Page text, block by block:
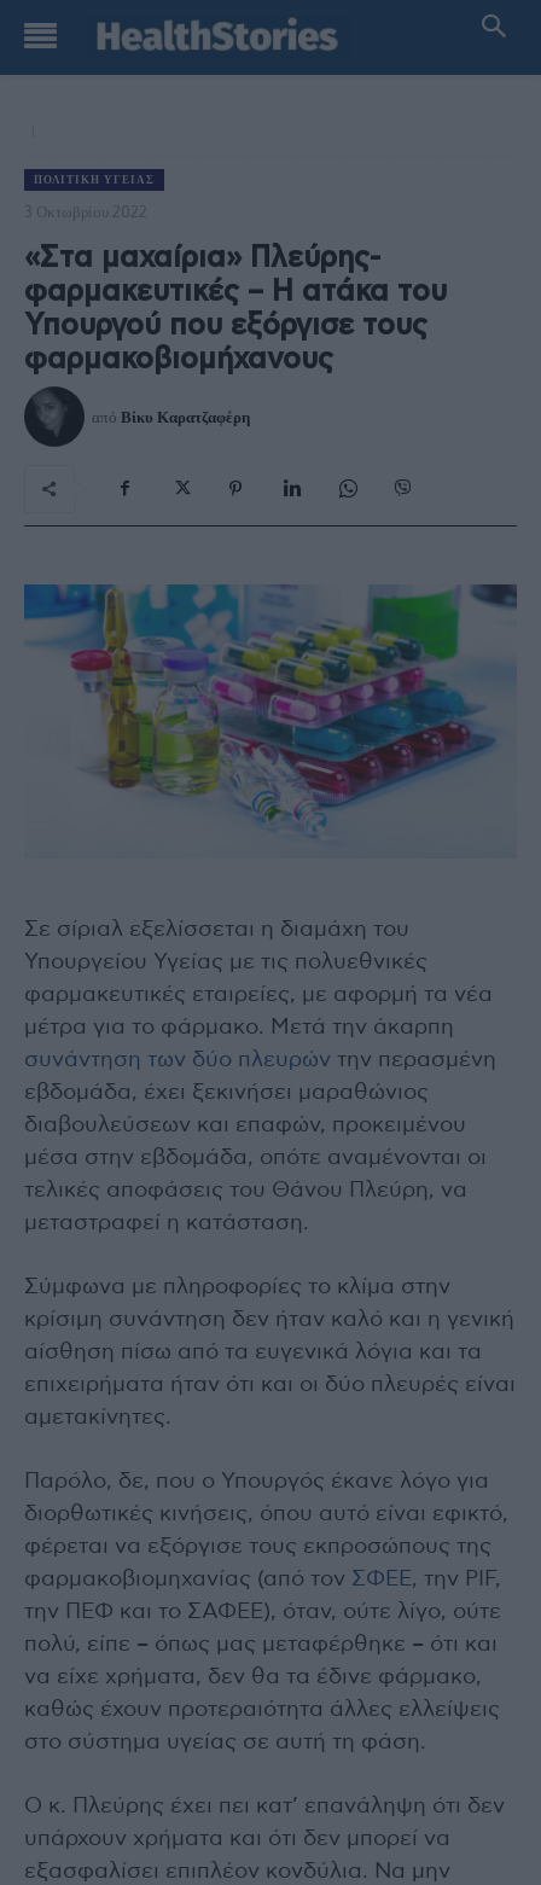
ΠΟΛΙΤΙΚΉ ΥΓΕΊΑΣ
3 Οκτωβρίου 2022
«Στα μαχαίρια» Πλεύρης-
φαρμακευτικές – Η ατάκα του
Υπουργού που εξόργισε τους
φαρμακοβιομήχανους
από Βίκυ Καρατζαφέρη
Σε σίριαλ εξελίσσεται η διαμάχη του
Υπουργείου Υγείας με τις πολυεθνικές
φαρμακευτικές εταιρείες, με αφορμή τα νέα
μέτρα για το φάρμακο. Μετά την άκαρπη
συνάντηση των δύο πλευρών την περασμένη
εβδομάδα, έχει ξεκινήσει μαραθώνιος
διαβουλεύσεων και επαφών, προκειμένου
μέσα στην εβδομάδα, οπότε αναμένονται οι
τελικές αποφάσεις του Θάνου Πλεύρη, να
μεταστραφεί η κατάσταση.
Σύμφωνα με πληροφορίες το κλίμα στην
κρίσιμη συνάντηση δεν ήταν καλό και η γενική
αίσθηση πίσω από τα ευγενικά λόγια και τα
επιχειρήματα ήταν ότι και οι δύο πλευρές είναι
αμετακίνητες.
Παρόλο, δε, που ο Υπουργός έκανε λόγο για
διορθωτικές κινήσεις, όπου αυτό είναι εφικτό,
φέρεται να εξόργισε τους εκπροσώπους της
φαρμακοβιομηχανίας (από τον ΣΦΕΕ, την PIF,
την ΠΕΦ και το ΣΑΦΕΕ), όταν, ούτε λίγο, ούτε
πολύ, είπε – όπως μας μεταφέρθηκε – ότι και
να είχε χρήματα, δεν θα τα έδινε φάρμακο,
καθώς έχουν προτεραιότητα άλλες ελλείψεις
στο σύστημα υγείας σε αυτή τη φάση.
Ο κ. Πλεύρης έχει πει κατ’ επανάληψη ότι δεν
υπάρχουν χρήματα και ότι δεν μπορεί να
εξασφαλίσει επιπλέον κονδύλια. Να μην